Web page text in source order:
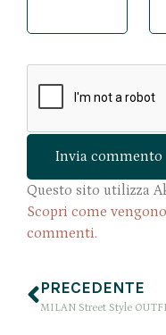
Questo sito utilizza
Scopri come
commenti.
PRECEDENTE
MILAN Street Style